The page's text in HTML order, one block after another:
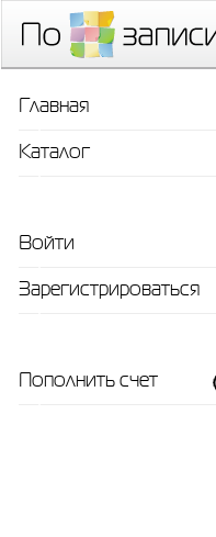
Главная
Каталог
Войти
Зарегистрироваться
Пополнить счет